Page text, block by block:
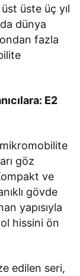
üste üç yıl
dünya
fazla
E2
göz
ve
gövde
yapısıyla
hissini ön
edilen seri,